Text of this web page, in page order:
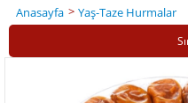
Yalnız bu ürünün size ulaşana
Bunun için soğuk zincir gönderim
tercih etmelisiniz.
Anasayfa > Yaş-Taze Hurmalar